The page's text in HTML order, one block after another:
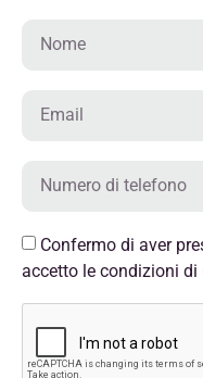
Confermo di aver
accetto le condizioni di